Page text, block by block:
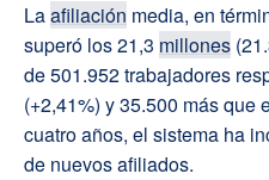
Laafiliación media, en
superó los 21,3 millones
de 501.952 trabajadores
(+2,41%) y 35.500 más que
cuatro años, el sistema ha
de nuevos afiliados.